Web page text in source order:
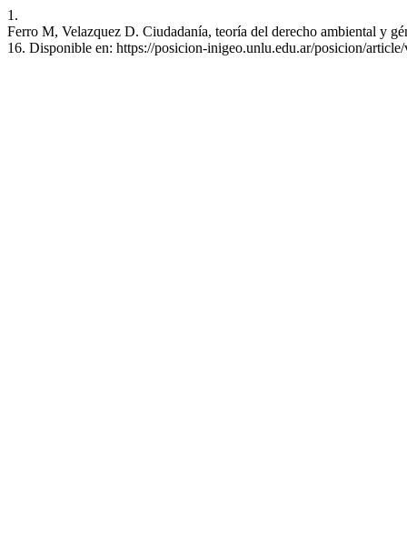
1.
Ferro M, Velazquez D. Ciudadanía, teoría del derecho ambiental y
16. Disponible en: https://posicion-inigeo.unlu.edu.ar/posicion/